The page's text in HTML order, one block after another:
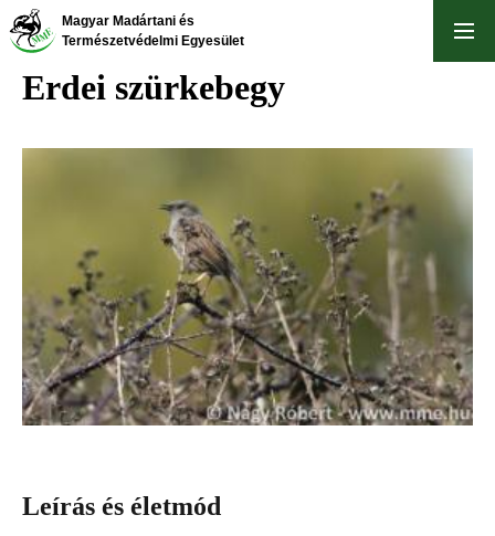
Ugrás
tartalomra
Magyar Madártani és
Természetvédelmi Egyesület
Erdei szürkebegy
Leírás és életmód